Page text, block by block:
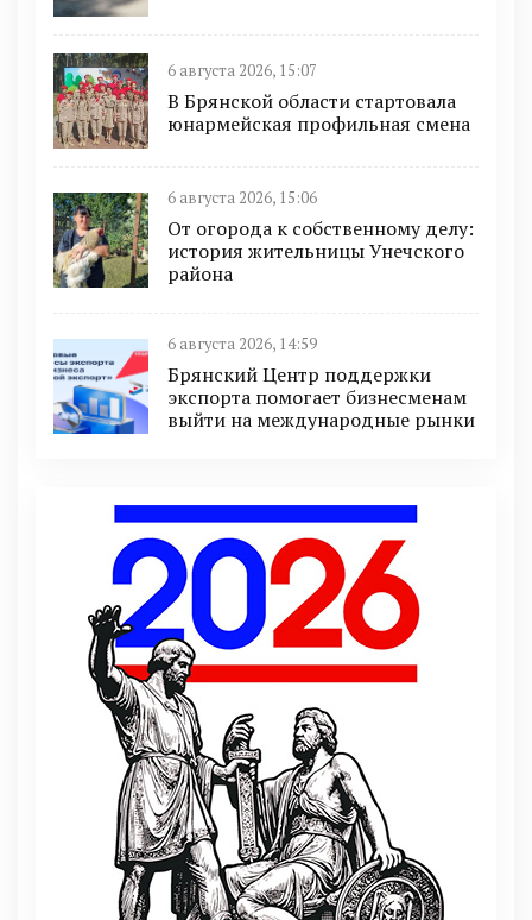
6 августа 2026, 15:07
В Брянской области стартовала
юнармейская профильная смена
6 августа 2026, 15:06
От огорода к собственному делу:
история жительницы Унечского
района
6 августа 2026, 14:59
Брянский Центр поддержки
экспорта помогает бизнесменам
выйти на международные рынки